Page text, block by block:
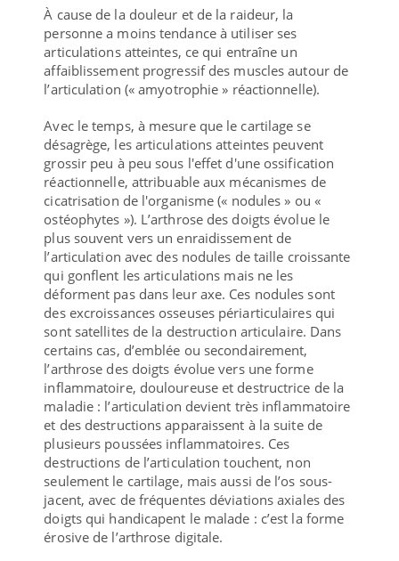
À cause de la douleur et de la raideur, la
personne a moins tendance à utiliser ses
articulations atteintes, ce qui entraîne un
affaiblissement progressif des muscles autour de
l’articulation (« amyotrophie » réactionnelle).
Avec le temps, à mesure que le cartilage se
désagrège, les articulations atteintes peuvent
grossir peu à peu sous l'effet d'une ossification
réactionnelle, attribuable aux mécanismes de
cicatrisation de l'organisme (« nodules » ou «
ostéophytes »). L’arthrose des doigts évolue le
plus souvent vers un enraidissement de
l’articulation avec des nodules de taille croissante
qui gonflent les articulations mais ne les
déforment pas dans leur axe. Ces nodules sont
des excroissances osseuses périarticulaires qui
sont satellites de la destruction articulaire. Dans
certains cas, d’emblée ou secondairement,
l’arthrose des doigts évolue vers une forme
inflammatoire, douloureuse et destructrice de la
maladie : l’articulation devient très inflammatoire
et des destructions apparaissent à la suite de
plusieurs poussées inflammatoires. Ces
destructions de l’articulation touchent, non
seulement le cartilage, mais aussi de l’os sous-
jacent, avec de fréquentes déviations axiales des
doigts qui handicapent le malade : c’est la forme
érosive de l’arthrose digitale.